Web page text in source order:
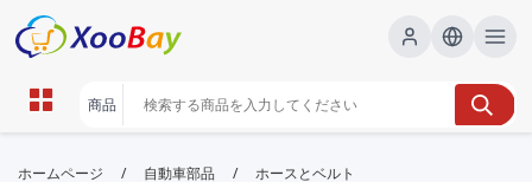
ホースとベルト | XOOBAY B2B/B2C
ホームページ / 自動車部品 / ホースとベルト